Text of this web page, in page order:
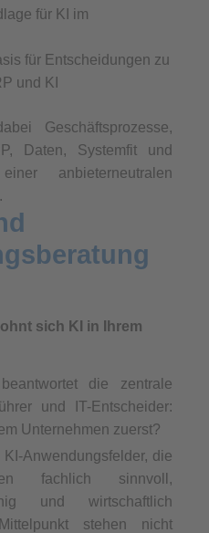
für KI im
für Entscheidungen zu
und KI
Geschäftsprozesse,
Daten, Systemfit und
anbieterneutralen
sich KI in Ihrem
die zentrale
und IT-Entscheider:
Unternehmen zuerst?
Anwendungsfelder, die
fachlich sinnvoll,
und wirtschaftlich
stehen nicht